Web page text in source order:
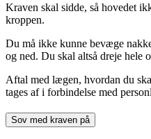
Kraven skal sidde, så hovedet
kroppen.
Du må ikke kunne bevæge
og ned. Du skal altså dreje hele
Aftal med lægen, hvordan du
tages af i forbindelse med
Sov med kraven på